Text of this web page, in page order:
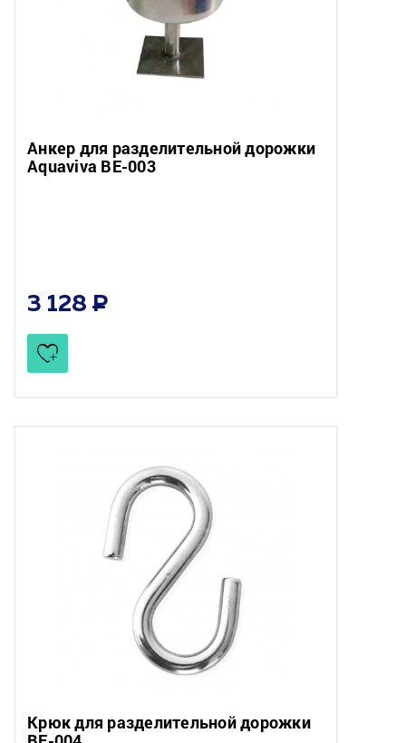
Анкер для разделительной дорожки
Aquaviva BE-003
3 128
Крюк для разделительной дорожки